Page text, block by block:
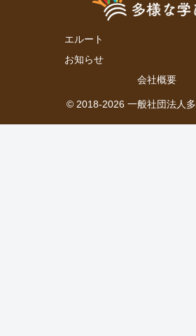
エルート
お知らせ
会社概要
© 2018-2026 一般社団法人多